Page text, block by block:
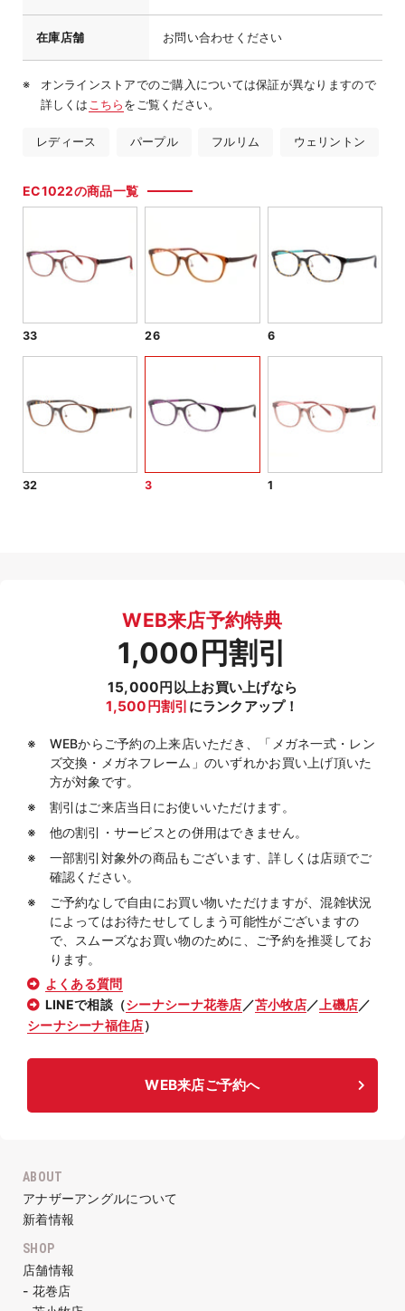
在庫店舗 お問い合わせください
オンラインストアでのご購入については保証が異なりますので
詳しくは こちらをご覧ください。
レディース パープル フルリム ウェリントン
EC1022の商品一覧
33 26 6
32 3 1
WEB来店予約特典
1,000円割引
15,000円以上お買い上げなら
1,500円割引 にランクアップ！
WEBからご予約の上来店いただき、「メガネ一式・レン
ズ交換・メガネフレーム」のいずれかお買い上げ頂いた
方が対象です。
割引はご来店当日にお使いいただけます。
他の割引・サービスとの併用はできません。
一部割引対象外の商品もございます、詳しくは店頭でご
確認ください。
ご予約なしで自由にお買い物いただけますが、混雑状況
によってはお待たせしてしまう可能性がございますの
で、スムーズなお買い物のために、ご予約を推奨してお
ります。
よくある質問
LINEで相談（シーナシーナ花巻店／苫小牧店／上磯店／
シーナシーナ福住店）
WEB来店ご予約へ
ABOUT
アナザーアングルについて
新着情報
SHOP
店舗情報
- 花巻店